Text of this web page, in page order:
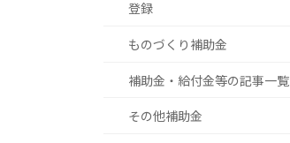
登録
ものづくり補助金
補助金・給付金等の記事一覧
その他補助金